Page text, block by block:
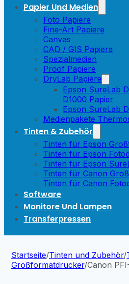
Papier Und Medien
Foto Papiere
Fine-Art Papiere
Canvas
CAD / GIS Papiere
Spezialmedien
Proof Papiere
DryLab Papiere
Epson SureLab
D1000 Papier
Epson SureLab
Medienpakete
Tinten & Zubehör
Tinten für Epson
Tinten für Epson
Tinten für Epson
Tinten für Canon
Tinten für Canon
Software
Monitore Und Lampen
Transferpressen
Startseite/Tinten und Zubehör/
Großformatdrucker/Canon